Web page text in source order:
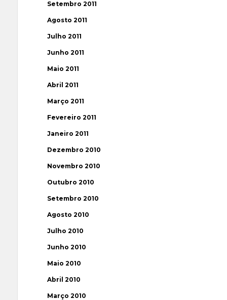
Setembro 2011
Agosto 2011
Julho 2011
Junho 2011
Maio 2011
Abril 2011
Março 2011
Fevereiro 2011
Janeiro 2011
Dezembro 2010
Novembro 2010
Outubro 2010
Setembro 2010
Agosto 2010
Julho 2010
Junho 2010
Maio 2010
Abril 2010
Março 2010